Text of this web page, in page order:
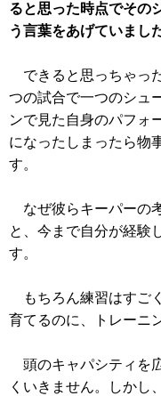
ると思った時点でその
う言葉をあげていまし
できると思っちゃっ
つの試合で一つのシュ
ンで見た自身のパフォ
になったしまったら物
す。
なぜ彼らキーパーの
と、今まで自分が経験
す。
もちろん練習はすご
育てるのに、トレーニ
頭のキャパシティを
くいきません。しかし